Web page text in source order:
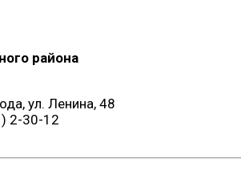
района
ул. Ленина, 48
2-30-12